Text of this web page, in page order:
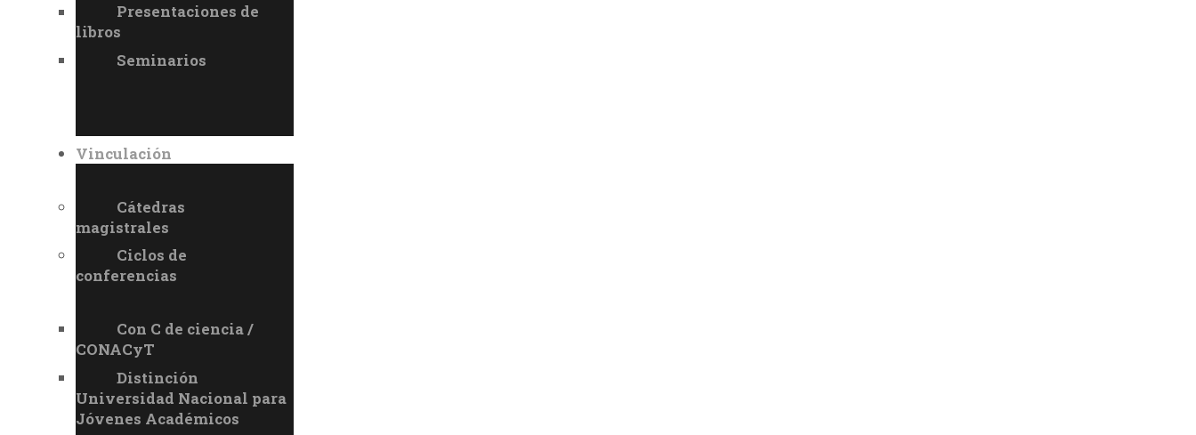
Presentaciones de
libros
Seminarios
Vinculación
Cátedras
magistrales
Ciclos de
conferencias
Con C de ciencia /
CONACyT
Distinción
Universidad Nacional para
Jóvenes Académicos